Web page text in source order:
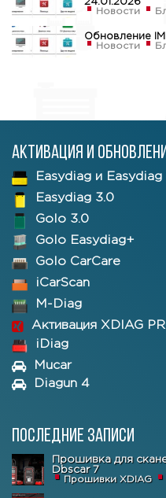
24.01.2026
Новости
Обновление
Новости
Активация и
Easydiag и Easydiag
Easydiag 3.0
Golo 3.0
Golo Easydiag+
Golo CarCare
iCarScan
M-Diag
Активация XDIAG
iDiag
Mucar
Diagun 4
Последние записи
Прошивка для
Dbscar 7
Прошивки XDIAG